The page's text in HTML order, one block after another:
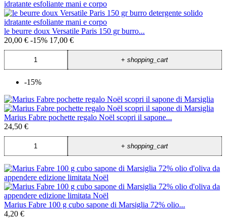
le beurre doux Versatile Paris 150 gr burro...
20,00 € -15% 17,00 €
+shopping_cart
-15%
Marius Fabre pochette regalo Noël scopri il sapone...
24,50 €
+shopping_cart
Marius Fabre 100 g cubo sapone di Marsiglia 72% olio...
4,20 €